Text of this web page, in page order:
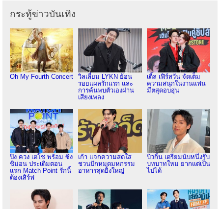
กระทู้ข่าวบันเทิง
Oh My Fourth Concert
วิลเลี่ยม LYKN ย้อน
รอยแผลรักแรก และ
การค้นพบตัวเองผ่าน
เสียงเพลง
เติ้ล เฟิร์สวัน จัดเต็ม
ความสนุกในงานแฟน
มีตสุดอบอุ่น
ปิง ควง เตโช พร้อม ซิง
ชิม่อน ประเดิมตอน
แรก Match Point รักนี้
ต้องเสิร์ฟ
เก้า แจกความสดใส
ชวนปักหมุดมหกรรม
อาหารสุดยิ่งใหญ่
บิวกิ้น เตรียมนับหนึ่งรับ
บทบาทใหม่ ยากแต่เป็น
ไปได้